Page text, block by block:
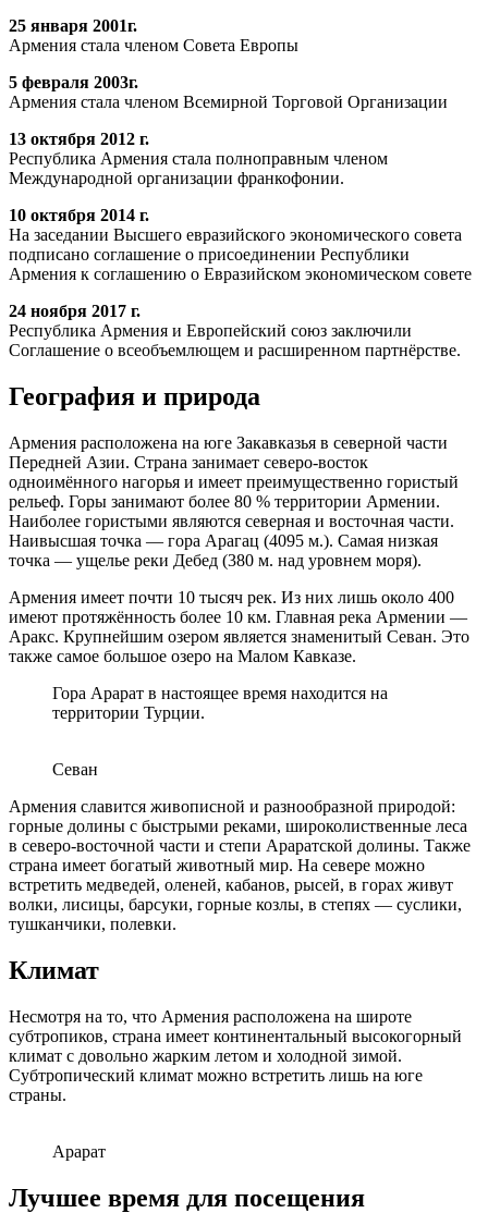
25 января 2001г.
Армения стала членом Совета Европы
5 февраля 2003г.
Армения стала членом Всемирной Торговой Организации
13 октября 2012 г.
Республика Армения стала полноправным членом
Международной организации франкофонии.
10 октября 2014 г.
На заседании Высшего евразийского экономического совета
подписано соглашение о присоединении Республики
Армения к соглашению о Евразийском экономическом совете
24 ноября 2017 г.
Республика Армения и Европейский союз заключили
Соглашение о всеобъемлющем и расширенном партнёрстве.
География и природа
Армения расположена на юге Закавказья в северной части
Передней Азии. Страна занимает северо-восток
одноимённого нагорья и имеет преимущественно гористый
рельеф. Горы занимают более 80 % территории Армении.
Наиболее гористыми являются северная и восточная части.
Наивысшая точка — гора Арагац (4095 м.). Самая низкая
точка — ущелье реки Дебед (380 м. над уровнем моря).
Армения имеет почти 10 тысяч рек. Из них лишь около 400
имеют протяжённость более 10 км. Главная река Армении —
Аракс. Крупнейшим озером является знаменитый Севан. Это
также самое большое озеро на Малом Кавказе.
Гора Арарат в настоящее время находится на
территории Турции.
Севан
Армения славится живописной и разнообразной природой:
горные долины с быстрыми реками, широколиственные леса
в северо-восточной части и степи Араратской долины. Также
страна имеет богатый животный мир. На севере можно
встретить медведей, оленей, кабанов, рысей, в горах живут
волки, лисицы, барсуки, горные козлы, в степях — суслики,
тушканчики, полевки.
Климат
Несмотря на то, что Армения расположена на широте
субтропиков, страна имеет континентальный высокогорный
климат с довольно жарким летом и холодной зимой.
Субтропический климат можно встретить лишь на юге
страны.
Арарат
Лучшее время для посещения